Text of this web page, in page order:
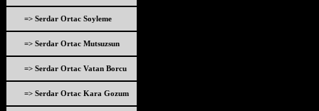
=> Serdar Ortac Soyleme
=> Serdar Ortac Mutsuzsun
=> Serdar Ortac Vatan Borcu
=> Serdar Ortac Kara Gozum